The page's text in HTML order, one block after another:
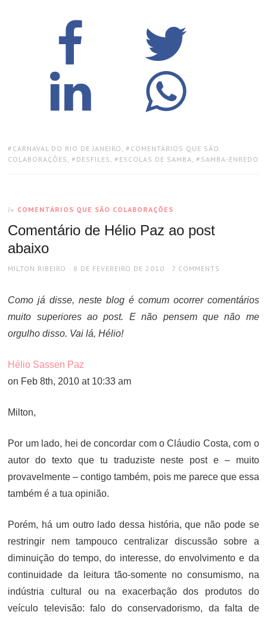
TAGS:
CARNAVAL DO RIO DE JANEIRO , COMENTÁRIOS QUE SÃO
COLABORAÇÕES , DESFILES , ESCOLAS DE SAMBA, SAMBA-ENREDO
In COMENTÁRIOS QUE SÃO COLABORAÇÕES
Comentário de Hélio Paz ao post
abaixo
AUTHOR
MILTON RIBEIRO
POSTED
8 DE FEVEREIRO DE 2010 7 COMMENTS
Como já disse, neste blog é comum ocorrer comentários
muito superiores ao post. E não pensem que não me
orgulho disso. Vai lá, Hélio!
Hélio Sassen Paz
on Feb 8th, 2010 at 10:33 am
Milton,
Por um lado, hei de concordar com o Cláudio Costa, com o
autor do texto que tu traduziste neste post e – muito
provavelmente – contigo também, pois me parece que essa
também é a tua opinião.
Porém, há um outro lado dessa história, que não pode se
restringir nem tampouco centralizar discussão sobre a
diminuição do tempo, do interesse, do envolvimento e da
continuidade da leitura tão-somente no consumismo, na
indústria cultural ou na exacerbação dos produtos do
veículo televisão: falo do conservadorismo, da falta de